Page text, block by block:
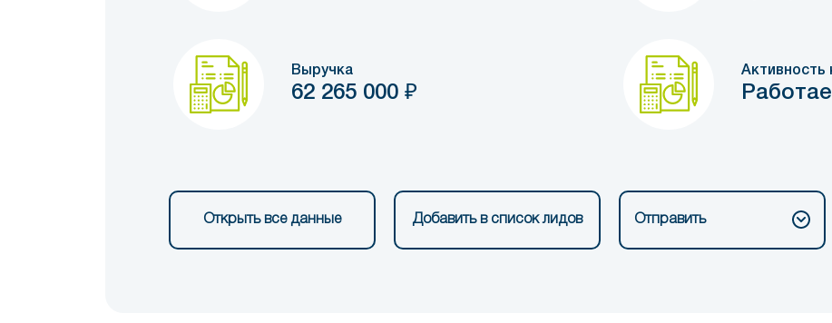
Выручка
62 265 000 ₽
Активность
Открыть все данные Добавить в список лидов Отправить